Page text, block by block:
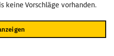
keine Vorschläge vorhanden.